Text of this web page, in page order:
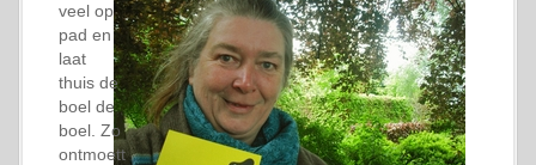
veel op
pad en
laat
thuis de
boel de
boel. Zo
ontmoett